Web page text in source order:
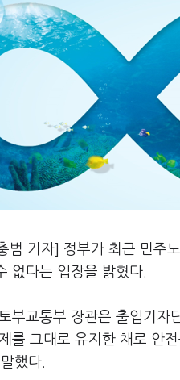
범 기자] 정부가 최근 민주
없다는 입장을 밝혔다.
부교통부 장관은 출입기자
를 그대로 유지한 채로 안
했다.